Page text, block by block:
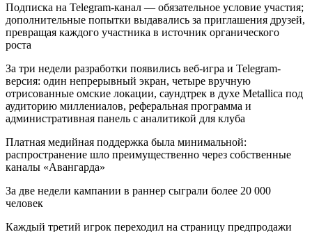
Подписка на Telegram-канал — обязательное условие участия;
дополнительные попытки выдавались за приглашения друзей,
превращая каждого участника в источник органического
роста
За три недели разработки появились веб-игра и Telegram-
версия: один непрерывный экран, четыре вручную
отрисованные омские локации, саундтрек в духе Metallica под
аудиторию миллениалов, реферальная программа и
административная панель с аналитикой для клуба
Платная медийная поддержка была минимальной:
распространение шло преимущественно через собственные
каналы «Авангарда»
За две недели кампании в раннер сыграли более 20 000
человек
Каждый третий игрок переходил на страницу предпродажи